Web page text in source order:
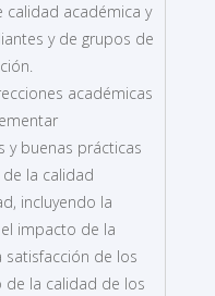
académica y
y de grupos de
académicas
y buenas prácticas
la calidad
incluyendo la
impacto de la
satisfacción de los
de la calidad de los